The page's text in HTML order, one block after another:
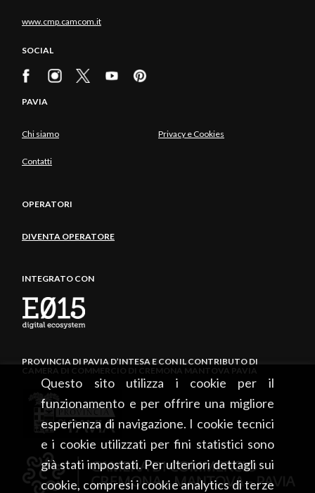
Questo sito utilizza i cookie per il
funzionamento e per offrire una migliore
esperienza di navigazione. I cookie tecnici
e i cookie utilizzati per fini statistici sono
già stati impostati. Per ulteriori dettagli sui
cookie, compresi i cookie analytics di terze
www.cmp.camcom.it
SOCIAL
PAVIA
Chi siamo Privacy e Cookies
Contatti
OPERATORI
DIVENTA OPERATORE
INTEGRATO CON
PROVINCIA DI PAVIA D’INTESA E CON IL CONTRIBUTO DI
CAMERA DI COMMERCIO DI CREMONA MANTOVA PAVIA